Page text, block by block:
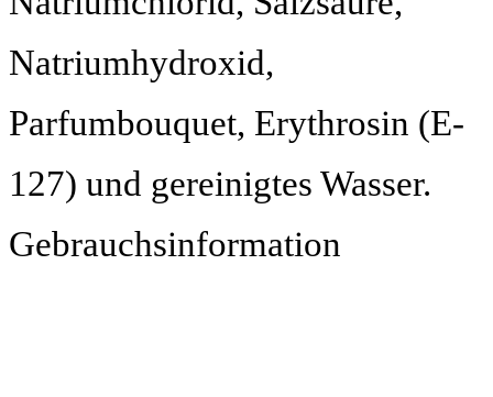
Natriumhydroxid,
Parfumbouquet, Erythrosin (E-
127) und gereinigtes Wasser.
Gebrauchsinformation